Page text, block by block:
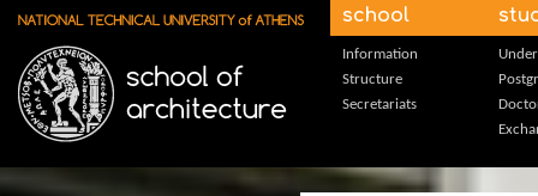
Skip to main content school
Information
Structure
Secretariats